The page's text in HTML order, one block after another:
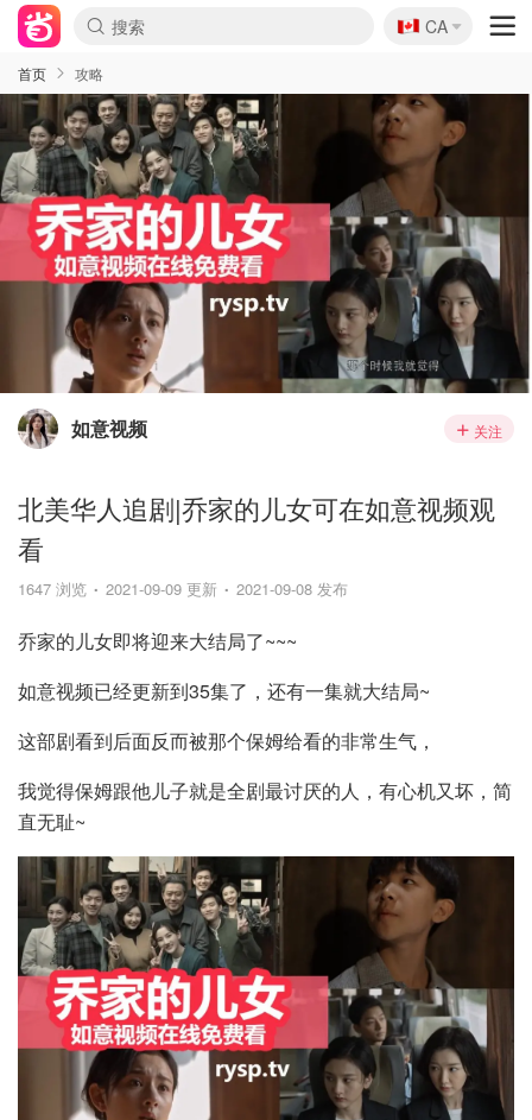
🇨🇦
CA
首页 攻略
如意视频 关注
北美华人追剧|乔家的儿女可在如意视频观
看
1647 浏览 2021-09-09 更新 2021-09-08 发布
乔家的儿女即将迎来大结局了~~~
如意视频已经更新到35集了，还有一集就大结局~
这部剧看到后面反而被那个保姆给看的非常生气，
我觉得保姆跟他儿子就是全剧最讨厌的人，有心机又坏，简
直无耻~